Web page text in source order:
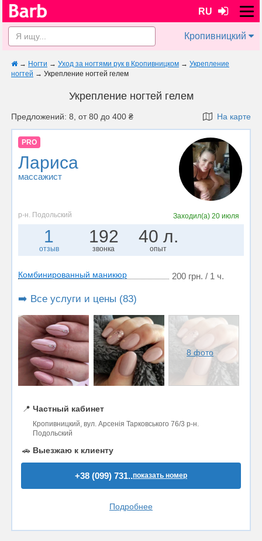
RU
Кропивницкий
→ Ногти → Уход за ногтями рук в Кропивницком → Укрепление
ногтей → Укрепление ногтей гелем
Укрепление ногтей гелем
Предложений: 8, от 80 до 400 ₴ На карте
PRO
Лариса
массажист
р-н. Подольский Заходил(а)20 июля
1
отзыв
192
звонка
40 л.
опыт
Комбинированный маникюр 200 грн. / 1 ч.
➡️ Все услуги и цены (83)
8 фото
📍 Частный кабинет
Кропивницкий, вул. Арсенія Тарковського 76/3 р-н.
Подольский
🚗 Выезжаю к клиенту
+38 (099) 731..показать номер
Подробнее